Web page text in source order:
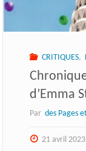
CRITIQUES,
d’Emma
Par des Pages
21 avril 2023